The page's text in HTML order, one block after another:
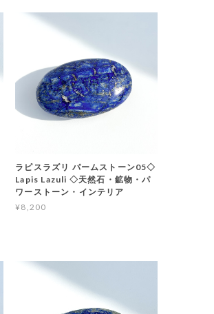
ラピスラズリ パームストーン05◇
Lapis Lazuli ◇天然石・鉱物・パ
ワーストーン・インテリア
¥8,200